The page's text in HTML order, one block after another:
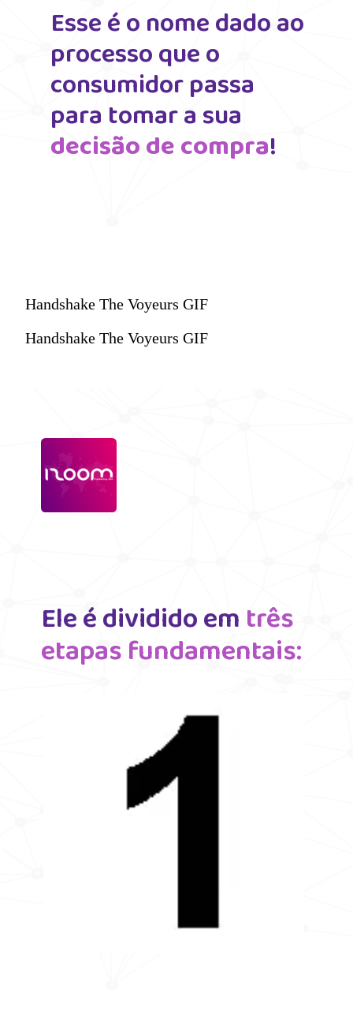
Esse é o nome dado ao
processo que o
consumidor passa
decisão de compra!
Handshake The Voyeurs GIF
Handshake The Voyeurs GIF
Ele é dividido em três
etapas fundamentais: